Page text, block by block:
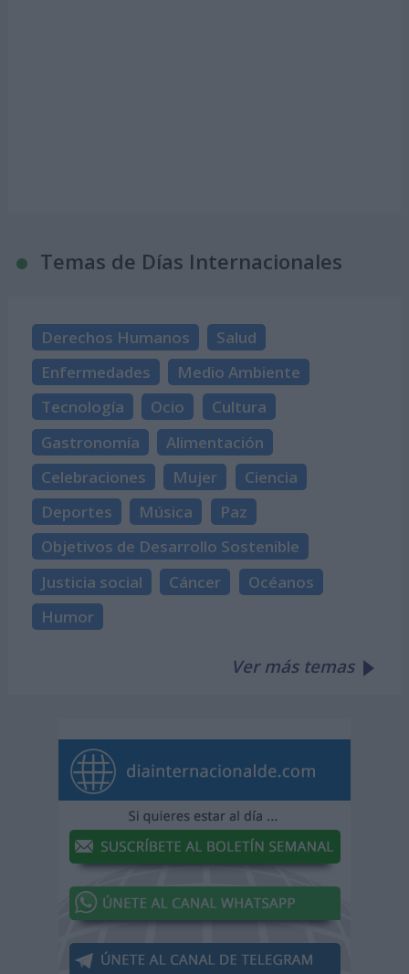
Temas de Días Internacionales
Derechos Humanos
Salud
Enfermedades
Medio Ambiente
Tecnología
Ocio
Cultura
Gastronomía
Alimentación
Celebraciones
Mujer
Ciencia
Deportes
Música
Paz
Objetivos de Desarrollo Sostenible
Justicia social
Cáncer
Océanos
Humor
Ver más temas